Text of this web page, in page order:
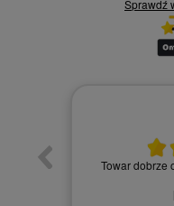
Towar dobrze